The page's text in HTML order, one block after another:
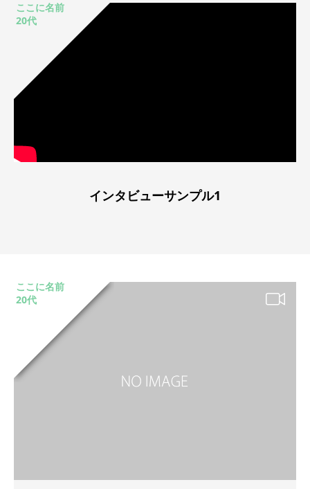
ここに名前
20代
インタビューサンプル1
ここに名前
20代